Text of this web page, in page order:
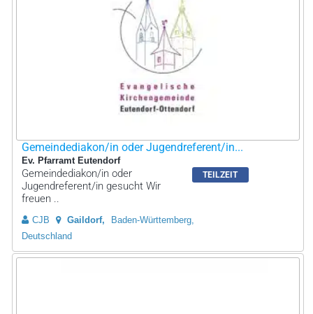
Gemeindediakon/in oder Jugendreferent/in...
Ev. Pfarramt Eutendorf
TEILZEIT
Gemeindediakon/in oder
Jugendreferent/in gesucht Wir
freuen ..
CJB Gaildorf
Baden-Württemberg,
Deutschland